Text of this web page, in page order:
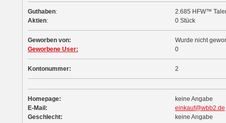
Guthaben:
2.685 HFW™
Aktien: 0 Stück
Geworben von:
Wurde nicht
Geworbene User:
0
Kontonummer: 2
Homepage:
keine Angabe
E-Mail:
einkauf@wbb2.de
Geschlecht:
keine Angabe